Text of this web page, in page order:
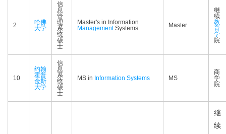
2
哈佛
大学
信
息
管
理
系
统
硕
士
Master's in Information
ManagementSystems Master
继
续
教
育
学
院
10
约翰
霍普
金斯
大学
信
息
系
统
硕
士
MS in Information Systems MS
商
学
院
继
续